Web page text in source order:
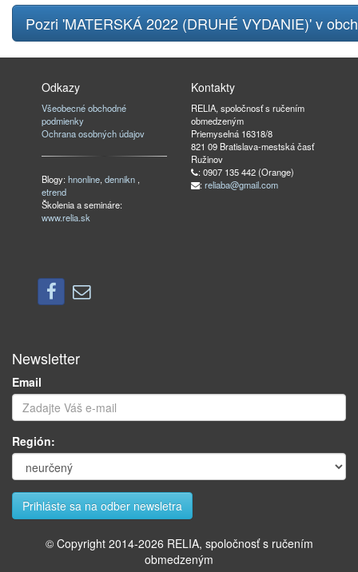
Pozri 'MATERSKÁ 2022 (DRUHÉ VYDANIE)' v
Odkazy
Všeobecné obchodné
podmienky
Ochrana osobných údajov
Blogy:hnonline,dennikn ,
etrend
Školenia a semináre:
www.relia.sk
Kontakty
RELIA, spoločnosť s ručením
obmedzeným
Priemyselná 16318/8
821 09 Bratislava-mestská časť
Ružinov
: 0907 135 442 (Orange)
: reliaba@gmail.com
Newsletter
Email
Región:
© Copyright 2014-2026 RELIA, spoločnosť s ručením
obmedzeným